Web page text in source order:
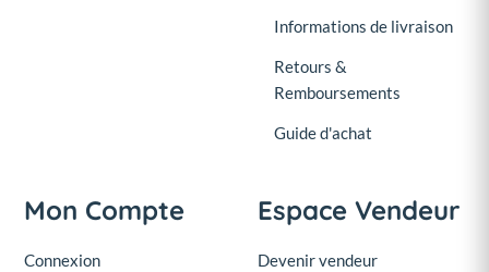
Informations de livraison
Retours &
Remboursements
Guide d'achat
Mon Compte
Connexion
Espace Vendeur
Devenir vendeur